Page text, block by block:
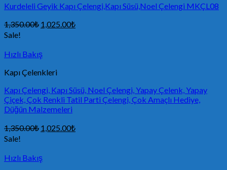
Kurdeleli Geyik Kapı Çelengi,Kapı Süsü,Noel Çelengi MKÇL08
1,350.00₺ 1,025.00₺
Sale!
Hızlı Bakış
Kapı Çelenkleri
Kapı Çelengi, Kapı Süsü, Noel Çelengi, Yapay Çelenk, Yapay
Çiçek, Çok Renkli Tatil Parti Çelengi, Çok Amaçlı Hediye,
Düğün Malzemeleri
1,350.00₺ 1,025.00₺
Sale!
Hızlı Bakış